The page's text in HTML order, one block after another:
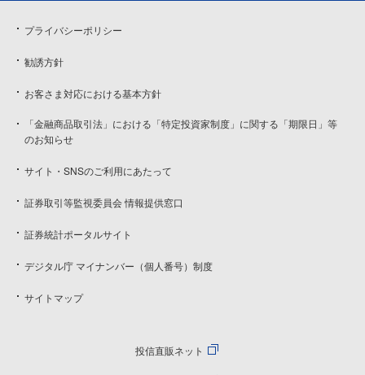
プライバシーポリシー
勧誘方針
お客さま対応における基本方針
「金融商品取引法」における「特定投資家制度」に関する「期限日」等
のお知らせ
サイト・SNSのご利用にあたって
証券取引等監視委員会 情報提供窓口
証券統計ポータルサイト
デジタル庁 マイナンバー（個人番号）制度
サイトマップ
投信直販ネット